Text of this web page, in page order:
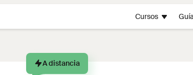
Cursos
A distancia